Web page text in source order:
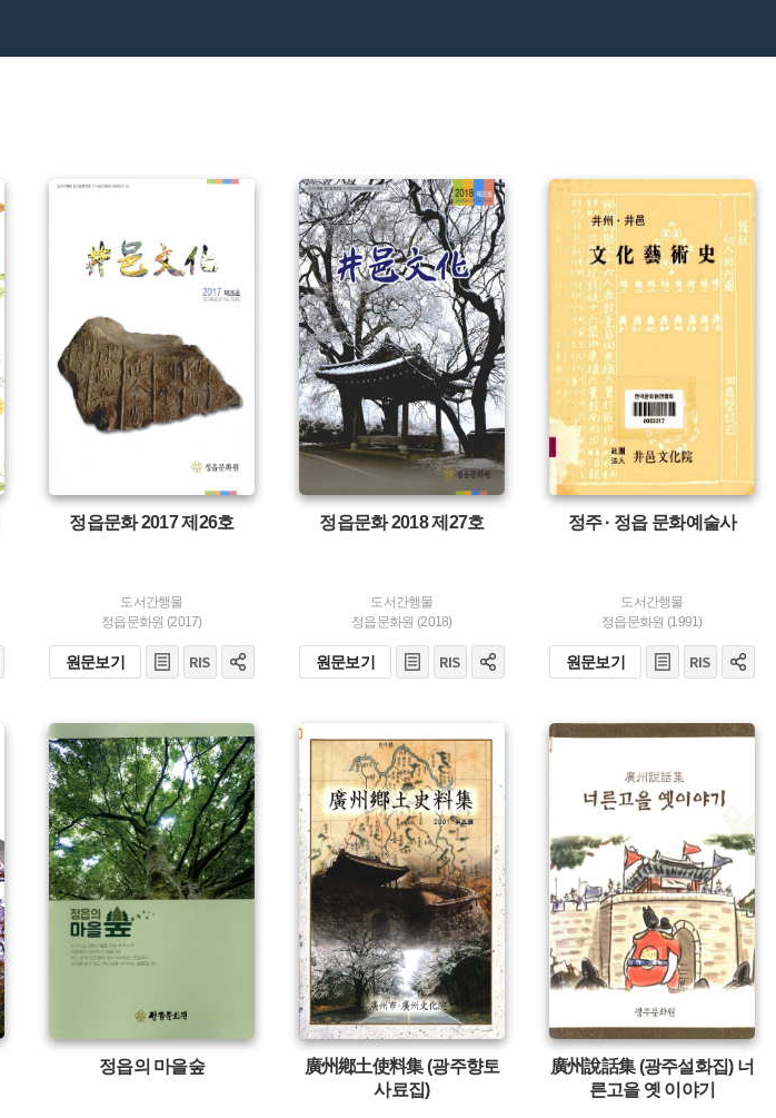
유형 :
발행 :
정읍문화 2017 제26호
도서간행물
정읍문화원 (2017)
원문보기
유형 :
발행 :
생산 :
정읍문화 2018 제27호
도서간행물
정읍문화원 (2018)
원문보기
유형 :
발행 :
생산 :
정주 · 정읍 문화예술사
도서간행물
정읍문화원 (1991)
원문보기
유형 :
발행 :
생산 :
정읍의 마을숲
주제 :
유형 :
발행 :
생산 :
廣州鄕土使料集 (광주향토
사료집)
주제 :
유형 :
발행 :
생산 :
廣州說話集 (광주설화집) 너
른고을 옛 이야기